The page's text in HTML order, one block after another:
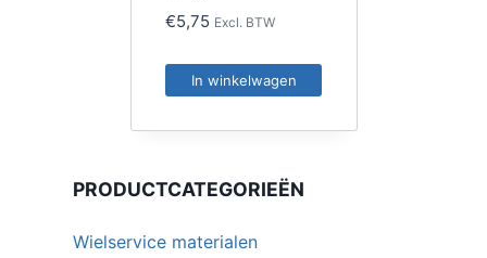
€5,75 Excl. BTW
In winkelwagen
PRODUCTCATEGORIEËN
Wielservice materialen